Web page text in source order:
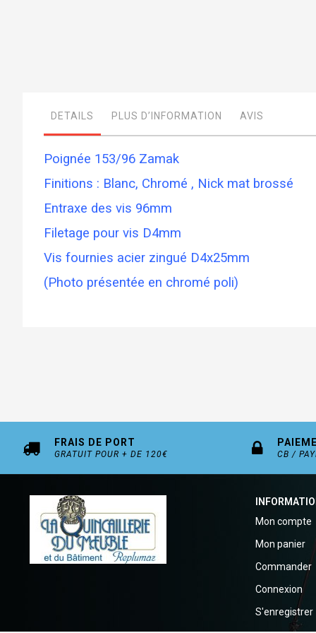
images
DETAILS
Poignée 153/96 Zamak
Finitions : Blanc, Chromé , Nick mat brossé
Entraxe des vis 96mm
Filetage pour vis D4mm
Vis fournies acier zingué D4x25mm
(Photo présentée en chromé poli)
PLUS D’INFORMATION AVIS
FRAIS DE PORT
GRATUIT POUR + DE 120€ CB /
Mon compte
Mon panier
Commander
Connexion
S'enregistrer